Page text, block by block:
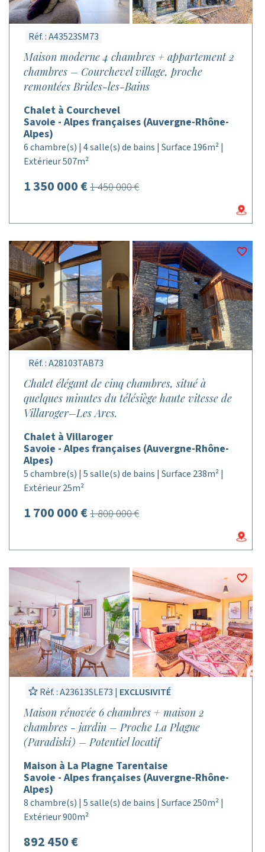
Réf. : A43523SM73
Maison moderne 4 chambres + appartement 2
chambres – Courchevel village, proche
remontées Brides-les-Bains
Chalet à Courchevel
Savoie - Alpes françaises (Auvergne-Rhône-
Alpes)
6 chambre(s) | 4 salle(s) de bains | Surface 196m² |
Extérieur 507m²
1 350 000 €1 450 000 €
Réf. : A28103TAB73
Chalet élégant de cinq chambres, situé à
quelques minutes du télésiège haute vitesse de
Villaroger–Les Arcs.
Chalet à Villaroger
Savoie - Alpes françaises (Auvergne-Rhône-
Alpes)
5 chambre(s) | 5 salle(s) de bains | Surface 238m² |
Extérieur 25m²
1 700 000 €1 800 000 €
Réf. : A23613SLE73 | EXCLUSIVITÉ
Maison rénovée 6 chambres + maison 2
chambres - jardin – Proche La Plagne
(Paradiski) – Potentiel locatif
Maison à La Plagne Tarentaise
Savoie - Alpes françaises (Auvergne-Rhône-
Alpes)
8 chambre(s) | 5 salle(s) de bains | Surface 250m² |
Extérieur 900m²
892 450 €